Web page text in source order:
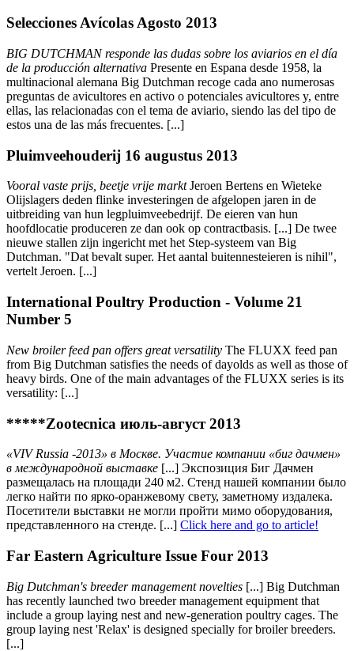
Selecciones Avícolas Agosto 2013
BIG DUTCHMAN responde las dudas sobre los aviarios en el día
de la producción alternativa Presente en Espana desde 1958, la
multinacional alemana Big Dutchman recoge cada ano numerosas
preguntas de avicultores en activo o potenciales avicultores y, entre
ellas, las relacionadas con el tema de aviario, siendo las del tipo de
estos una de las más frecuentes. [...]
Pluimveehouderij 16 augustus 2013
Vooral vaste prijs, beetje vrije marktJeroen Bertens en Wieteke
Olijslagers deden flinke investeringen de afgelopen jaren in de
uitbreiding van hun legpluimveebedrijf. De eieren van hun
hoofdlocatie produceren ze dan ook op contractbasis. [...] De twee
nieuwe stallen zijn ingericht met het Step-systeem van Big
Dutchman. "Dat bevalt super. Het aantal buitennesteieren is nihil",
vertelt Jeroen. [...]
International Poultry Production - Volume 21
Number 5
New broiler feed pan offers great versatility The FLUXX feed pan
from Big Dutchman satisfies the needs of dayolds as well as those of
heavy birds. One of the main advantages of the FLUXX series is its
versatility: [...]
*****Zootecnica июль-август 2013
«VIV Russia -2013» в Москве. Участие компании «биг дачмен»
в международной выставке [...] Экспозиция Биг Дачмен
размещалась на площади 240 м2. Стенд нашей компании было
легко найти по ярко-оранжевому свету, заметному издалека.
Посетители выставки не могли пройти мимо оборудования,
представленного на стенде. [...] Click here and go to article!
Far Eastern Agriculture Issue Four 2013
Big Dutchman's breeder management novelties [...] Big Dutchman
has recently launched two breeder management equipment that
include a group laying nest and new-generation poultry cages. The
group laying nest 'Relax' is designed specially for broiler breeders.
[...]